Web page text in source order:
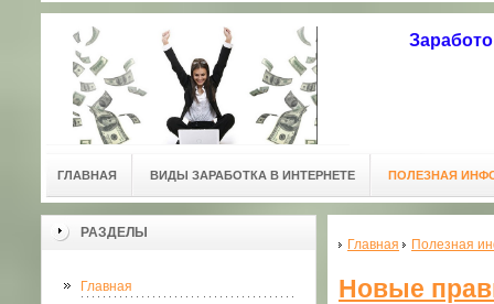
ГЛАВНАЯ ВИДЫ ЗАРАБОТКА В ИНТЕРНЕТЕ ПОЛЕЗНАЯ
РАЗДЕЛЫ
Главная
Главная Полезная
Новые